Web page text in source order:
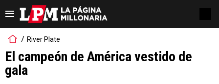
River Plate
El campeón de América vestido de
gala